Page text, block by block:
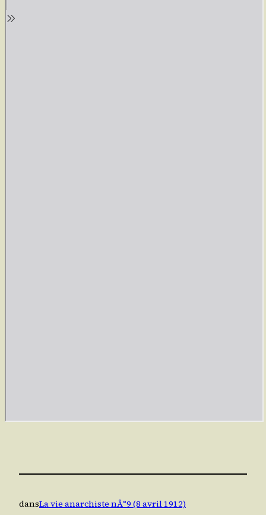
dansLa vie anarchiste nÂ°9 (8 avril 1912)